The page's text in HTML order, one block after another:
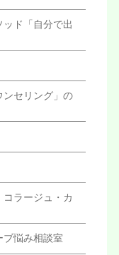
ド「自分で出
ンセリング」の
ラージュ・カ
ブ悩み相談室